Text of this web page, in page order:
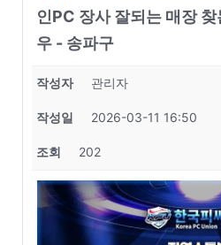
인PC 장사 잘되는 매장
우 - 송파구
작성자 관리자
작성일 2026-03-11 16:50
조회 202